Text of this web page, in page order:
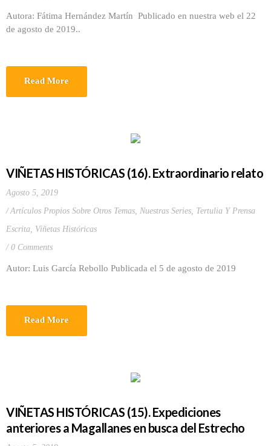
Autora: Fátima Hernández Martín Publicado en nuestra web el 22
de agosto de 2019..
Read More
VIÑETAS HISTÓRICAS (16). Extraordinario relato
Agosto 5, 2019
Artículos Propios Sobre Otros Temas, Nuestras Series, Tertulia Y Prensa
Escrita, Viñetas Históricas
0 Comments
Autor: Luis García Rebollo Publicada el 5 de agosto de 2019
Read More
VIÑETAS HISTÓRICAS (15). Expediciones
anteriores a Magallanes en busca del Estrecho